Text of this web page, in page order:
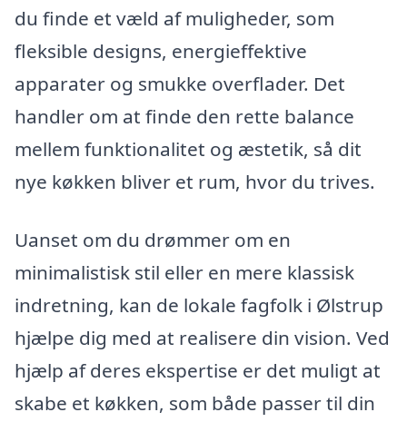
du finde et væld af muligheder, som
fleksible designs, energieffektive
apparater og smukke overflader. Det
handler om at finde den rette balance
mellem funktionalitet og æstetik, så dit
nye køkken bliver et rum, hvor du trives.
Uanset om du drømmer om en
minimalistisk stil eller en mere klassisk
indretning, kan de lokale fagfolk i Ølstrup
hjælpe dig med at realisere din vision. Ved
hjælp af deres ekspertise er det muligt at
skabe et køkken, som både passer til din